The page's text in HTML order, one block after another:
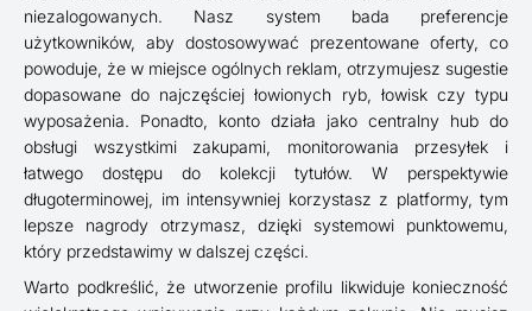
niezalogowanych. Nasz system bada preferencje
użytkowników, aby dostosowywać prezentowane oferty, co
powoduje, że w miejsce ogólnych reklam, otrzymujesz sugestie
dopasowane do najczęściej łowionych ryb, łowisk czy typu
wyposażenia. Ponadto, konto działa jako centralny hub do
obsługi wszystkimi zakupami, monitorowania przesyłek i
łatwego dostępu do kolekcji tytułów. W perspektywie
długoterminowej, im intensywniej korzystasz z platformy, tym
lepsze nagrody otrzymasz, dzięki systemowi punktowemu,
który przedstawimy w dalszej części.
Warto podkreślić, że utworzenie profilu likwiduje konieczność